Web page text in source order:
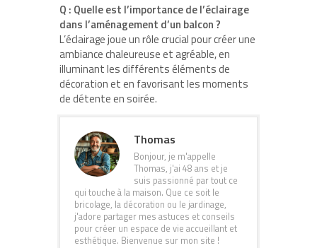
Q : Quelle est l’importance de l’éclairage
dans l’aménagement d’un balcon ?
L’éclairage joue un rôle crucial pour créer une
ambiance chaleureuse et agréable, en
illuminant les différents éléments de
décoration et en favorisant les moments
de détente en soirée.
Thomas
Bonjour, je m'appelle
Thomas, j'ai 48 ans et je
suis passionné par tout ce
qui touche à la maison. Que ce soit le
bricolage, la décoration ou le jardinage,
j'adore partager mes astuces et conseils
pour créer un espace de vie accueillant et
esthétique. Bienvenue sur mon site !